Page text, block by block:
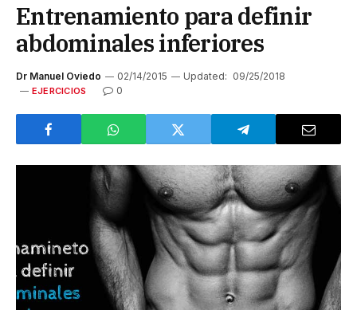
Entrenamiento para definir
abdominales inferiores
Dr Manuel Oviedo 02/14/2015 Updated: 09/25/2018
EJERCICIOS 0